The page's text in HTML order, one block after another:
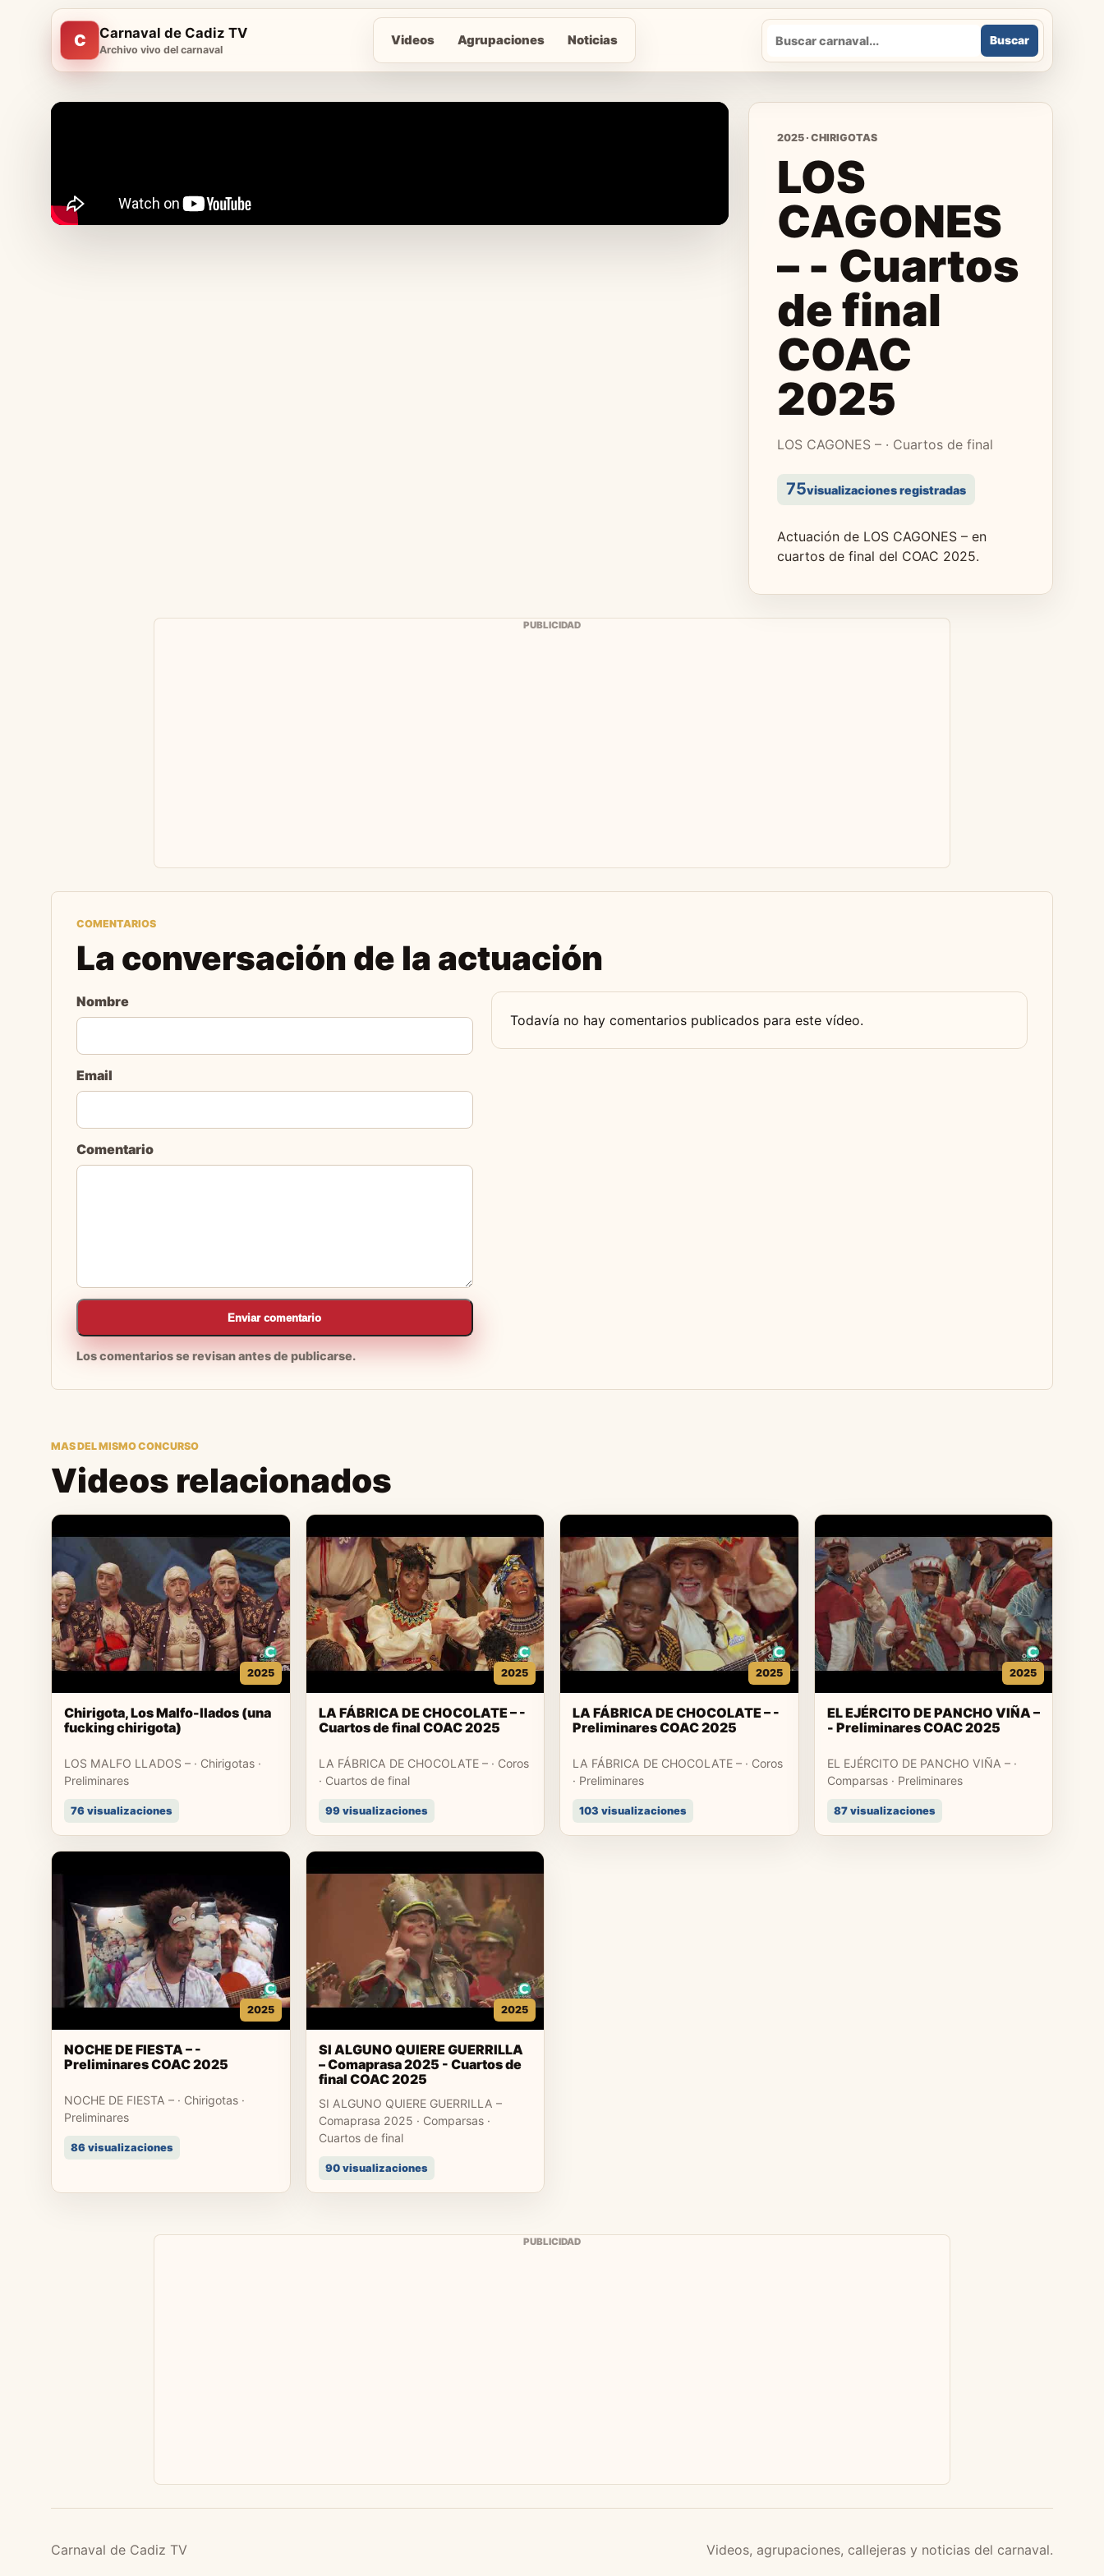
C Carnaval de Cadiz TV
Archivo vivo del carnaval
Videos Agrupaciones Noticias
Buscar
Buscar
2025 · CHIRIGOTAS
LOS
CAGONES
– - Cuartos
de final
COAC
2025
LOS CAGONES – · Cuartos de final
75visualizaciones registradas
Actuación de LOS CAGONES – en
cuartos de final del COAC 2025.
PUBLICIDAD
COMENTARIOS
La conversación de la actuación
Nombre
Email
Comentario
Enviar comentario
Los comentarios se revisan antes de publicarse.
Todavía no hay comentarios publicados para este vídeo.
MAS DEL MISMO CONCURSO
Videos relacionados
2025
Chirigota, Los Malfo-llados (una
fucking chirigota)
LOS MALFO LLADOS – · Chirigotas ·
Preliminares
76 visualizaciones
2025
LA FÁBRICA DE CHOCOLATE – -
Cuartos de final COAC 2025
LA FÁBRICA DE CHOCOLATE – · Coros
· Cuartos de final
99 visualizaciones
2025
LA FÁBRICA DE CHOCOLATE – -
Preliminares COAC 2025
LA FÁBRICA DE CHOCOLATE – · Coros
· Preliminares
103 visualizaciones
2025
EL EJÉRCITO DE PANCHO VIÑA –
- Preliminares COAC 2025
EL EJÉRCITO DE PANCHO VIÑA – ·
Comparsas · Preliminares
87 visualizaciones
2025
NOCHE DE FIESTA – -
Preliminares COAC 2025
NOCHE DE FIESTA – · Chirigotas ·
Preliminares
86 visualizaciones
2025
SI ALGUNO QUIERE GUERRILLA
– Comaprasa 2025 - Cuartos de
final COAC 2025
SI ALGUNO QUIERE GUERRILLA –
Comaprasa 2025 · Comparsas ·
Cuartos de final
90 visualizaciones
PUBLICIDAD
Carnaval de Cadiz TV Videos, agrupaciones, callejeras y noticias del carnaval.